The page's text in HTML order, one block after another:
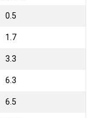
0.5
1.7
3.3
6.3
6.5